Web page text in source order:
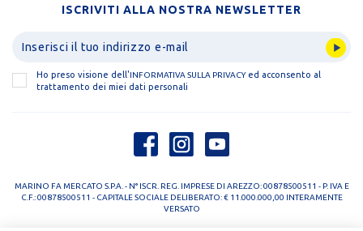
ISCRIVITI ALLA NOSTRA NEWSLETTER
Ho preso visione dell'INFORMATIVA SULLA PRIVACYed acconsento al
trattamento dei miei dati personali
MARINO FA MERCATO S.P.A. - N° ISCR. REG. IMPRESE DI AREZZO: 00878500511 - P. IVA E
C.F.: 00878500511 - CAPITALE SOCIALE DELIBERATO: € 11.000.000,00 INTERAMENTE
VERSATO